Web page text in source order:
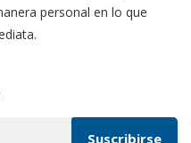
personal en lo que